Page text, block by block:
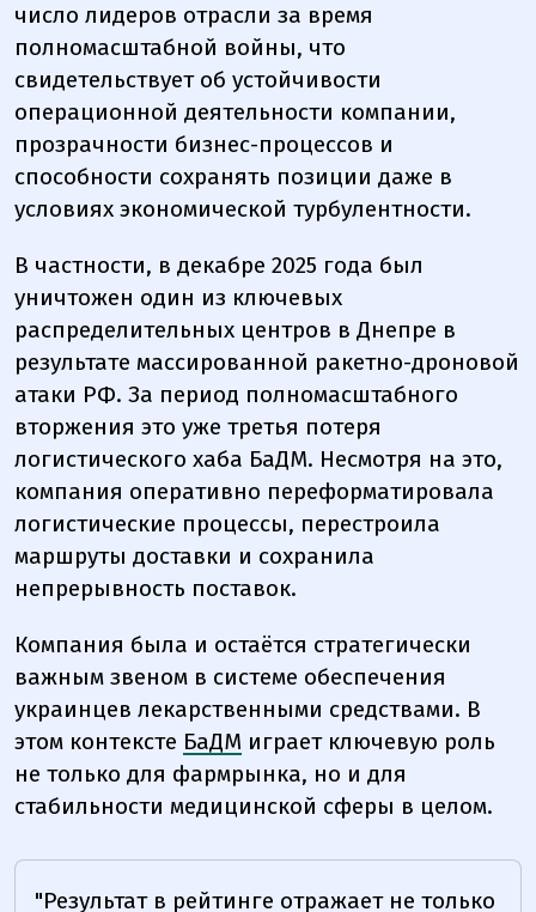
число лидеров отрасли за время
полномасштабной войны, что
свидетельствует об устойчивости
операционной деятельности компании,
прозрачности бизнес-процессов и
способности сохранять позиции даже в
условиях экономической турбулентности.
В частности, в декабре 2025 года был
уничтожен один из ключевых
распределительных центров в Днепре в
результате массированной ракетно-дроновой
атаки РФ. За период полномасштабного
вторжения это уже третья потеря
логистического хаба БаДМ. Несмотря на это,
компания оперативно переформатировала
логистические процессы, перестроила
маршруты доставки и сохранила
непрерывность поставок.
Компания была и остаётся стратегически
важным звеном в системе обеспечения
украинцев лекарственными средствами. В
этом контексте БаДМ играет ключевую роль
не только для фармрынка, но и для
стабильности медицинской сферы в целом.
"Результат в рейтинге отражает не только